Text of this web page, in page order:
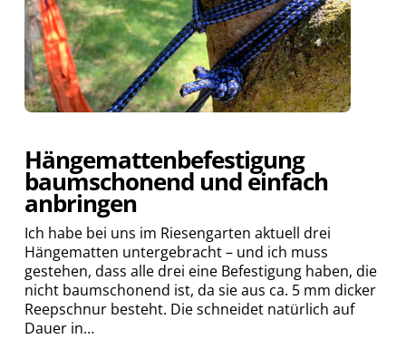
Hängemattenbefestigung
baumschonend und einfach
anbringen
Ich habe bei uns im Riesengarten aktuell drei
Hängematten untergebracht – und ich muss
gestehen, dass alle drei eine Befestigung haben, die
nicht baumschonend ist, da sie aus ca. 5 mm dicker
Reepschnur besteht. Die schneidet natürlich auf
Dauer in…